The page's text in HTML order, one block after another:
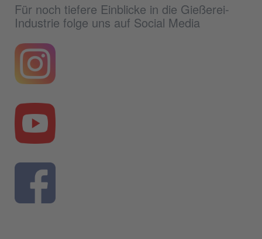
Für noch tiefere Einblicke in die Gießerei-
Industrie folge uns auf Social Media